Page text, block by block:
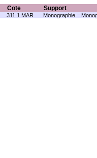
Cote Support
311.1 MAR Monographie =